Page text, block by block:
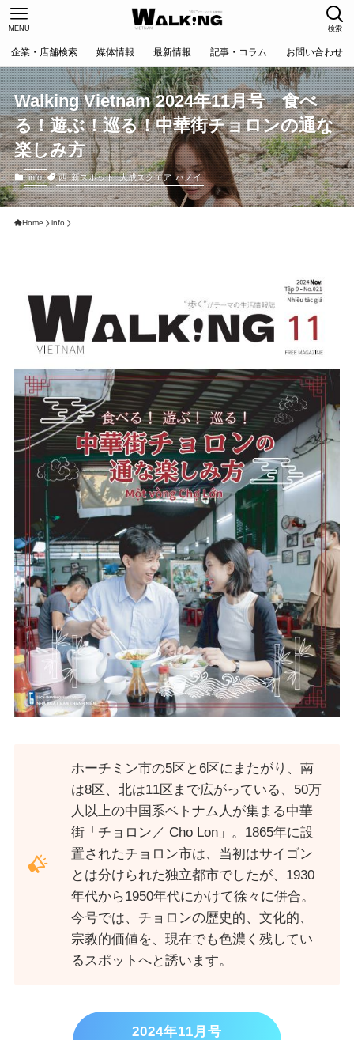
検索
MENU
企業・店舗検索 媒体情報 最新情報 記事・コラム お問い合わせ
Walking Vietnam 2024年11月号 食べ
る！遊ぶ！巡る！中華街チョロンの通な
楽しみ方
info 西 新スポット 大成スクエア ハノイ
Home info
ホーチミン市の5区と6区にまたがり、南
は8区、北は11区まで広がっている、50万
人以上の中国系ベトナム人が集まる中華
街「チョロン／ Cho Lon」。1865年に設
置されたチョロン市は、当初はサイゴン
とは分けられた独立都市でしたが、1930
年代から1950年代にかけて徐々に併合。
今号では、チョロンの歴史的、文化的、
宗教的価値を、現在でも色濃く残してい
るスポットへと誘います。
2024年11月号